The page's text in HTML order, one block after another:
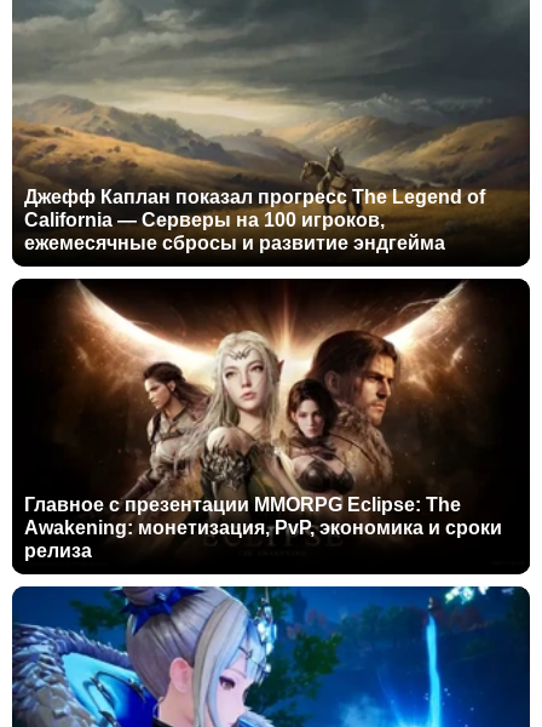
Джефф Каплан показал прогресс The Legend of
California — Серверы на 100 игроков,
ежемесячные сбросы и развитие эндгейма
Главное с презентации MMORPG Eclipse: The
Awakening: монетизация, PvP, экономика и сроки
релиза